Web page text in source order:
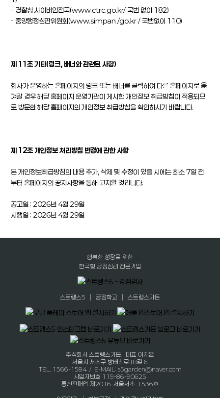
- 경찰청 사이버안전국(www.ctrc.go.kr/ 국번 없이 182)
- 중앙행정심판위원회(www.simpan /go.kr / 국번없이 110)
제 11조 기타(링크, 배너와 관련된 사항)
회사가 운영하는 홈페이지의 링크 또는 배너를 클릭하여 다른 홈페이지로 옮
겨갈 경우 해당 홈페이지 운영기관이 게시한 개인정보 취급방침이 적용되므
로 방문한 해당 홈페이지의 개인정보 취급방침을 확인하시기 바랍니다.
제 12조 개인정보 처리방침 변경에 관한 사항
본 개인정보취급방침의 내용 추가, 삭제 및 수정이 있을 시에는 최소 7일 전
부터 홈페이지의 공지사항을 통해 고지할 것입니다.
공고일 : 2026년 4월 29일
시행일 : 2026년 4월 29일
행복한 성장을 위한
한국형 긍정심리 전문기업
스트렝스5 긍정학교 스트렝스가든
주식회사 스트렝스가든 대표 이지은
서울시 서초구 방배천로18길 6
TEL. 1566-1584 / E-MAIL: s5garden@naver.com
사업자번호 119-86-90625
통신판매업 제2016-서울서초-1536호